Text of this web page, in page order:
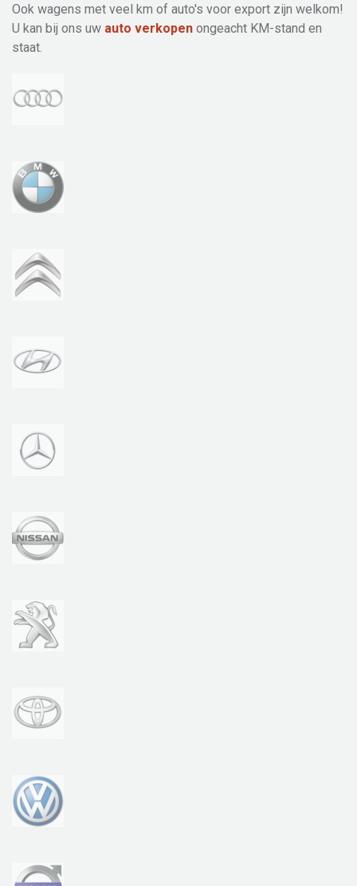
Ook wagens met veel km of auto's voor export zijn welkom!
U kan bij ons uw auto verkopen ongeacht KM-stand en
staat.